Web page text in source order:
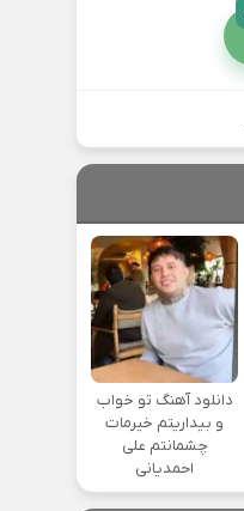
دانلود آهنگ تو خواب
و بیداریتم خیرمات
چشمانتم علی
احمدیانی